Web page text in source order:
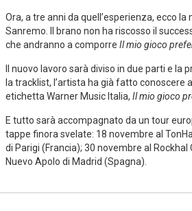
Ora, a tre anni da quell’esperienza, ecco
Sanremo. Il brano non ha riscosso il
che andranno a comporre Il mio gioco
Il nuovo lavoro sarà diviso in due parti e
la tracklist, l’artista ha già fatto conoscere
etichetta Warner Music Italia, Il mio gioco
E tutto sarà accompagnato da un tour
tappe finora svelate: 18 novembre al
di Parigi (Francia); 30 novembre al
Nuevo Apolo di Madrid (Spagna).